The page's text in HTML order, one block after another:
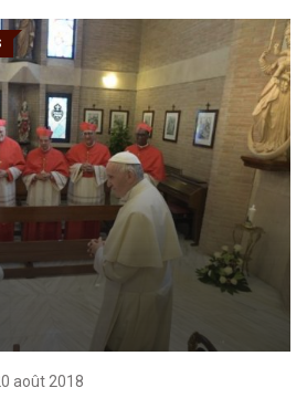
août 2018